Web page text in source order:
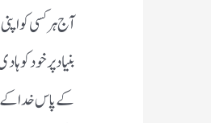
آج ہر کسی کو
بنیاد پر خود
کے پاس خدا